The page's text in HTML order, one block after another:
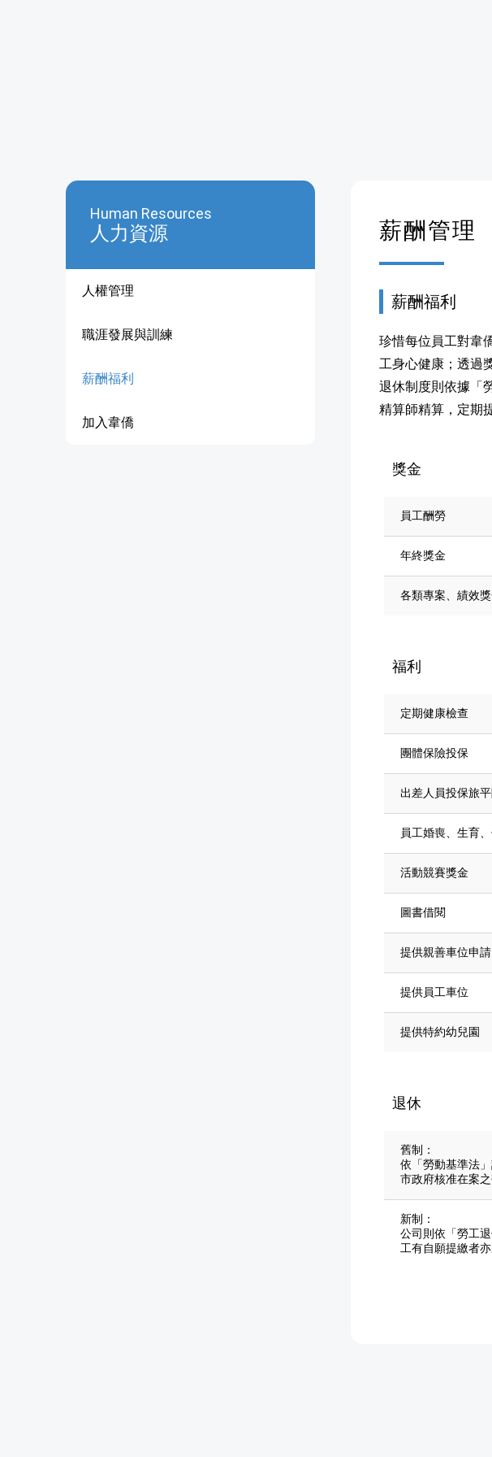
Human Resources
人力資源
人權管理
職涯發展與訓練
薪酬福利
加入韋僑
薪酬管理
薪酬福利
珍惜每位員工對韋
工身心健康；透過
退休制度則依據「
精算師精算，定期
獎金
員工酬勞
年終獎金
各類專案、績效
福利
定期健康檢查
團體保險投保
出差人員投保旅
員工婚喪、生育
活動競賽獎金
圖書借閱
提供親善車位申請
提供員工車位
提供特約幼兒園
退休
舊制：
依「勞動基準法
市政府核准在案
新制：
公司則依「勞工
工有自願提繳者